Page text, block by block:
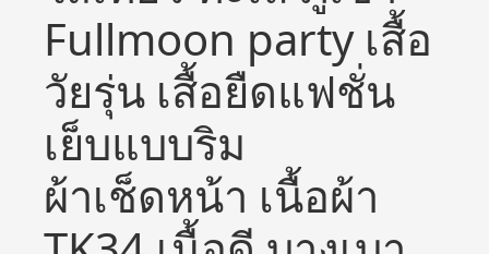
Fullmoon party เสื้อ
วัยรุ่น เสื้อยืดแฟชั่น
เย็บแบบริม
ผ้าเช็ดหน้า เนื้อผ้า